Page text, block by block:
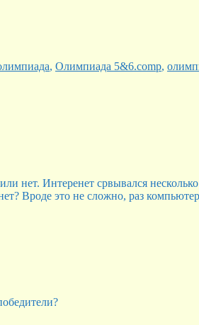
, Олимпиада 5&6.comp,
нет. Интеренет срвывался
Вроде это не сложно, раз